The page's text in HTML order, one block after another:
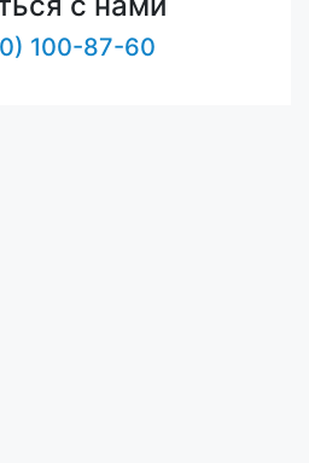
100-87-60